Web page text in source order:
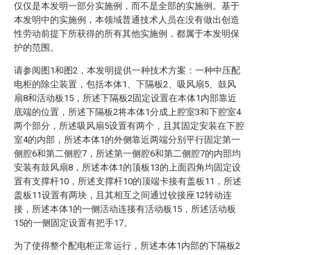
仅仅是本发明一部分实施例，而不是全部的实施例。基于
本发明中的实施例，本领域普通技术人员在没有做出创造
性劳动前提下所获得的所有其他实施例，都属于本发明保
护的范围。
请参阅图1和图2，本发明提供一种技术方案：一种中压配
电柜的除尘装置，包括本体1、下隔板2、吸风扇5、鼓风
扇8和活动板15，所述下隔板2固定设置在本体1内部靠近
底端的位置，所述下隔板2将本体1分成上腔室3和下腔室4
两个部分，所述吸风扇5设置有两个，且其固定安装在下腔
室4的内部，所述本体1的外侧靠近两端分别平行固定第一
侧腔6和第二侧腔7，所述第一侧腔6和第二侧腔7的内部均
安装有鼓风扇8，所述本体1的顶板13的上面四角均固定设
置有支撑杆10，所述支撑杆10的顶端卡接有盖板11，所述
盖板11设置有两块，且其相互之间通过铰接座12转动连
接，所述本体1的一侧活动连接有活动板15，所述活动板
15的一侧固定设置有把手17。
为了使得整个配电柜正常运行，所述本体1内部的下隔板2